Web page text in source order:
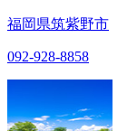
福岡県筑紫野市
092-928-8858